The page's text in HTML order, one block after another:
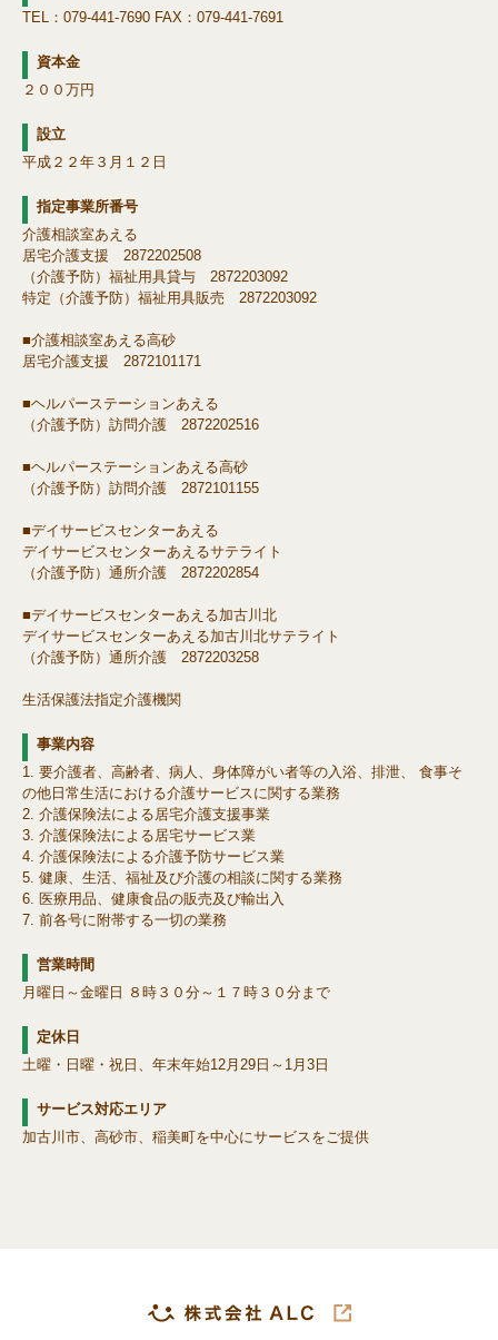
TEL：079-441-7690 FAX：079-441-7691
資本金
２００万円
設立
平成２２年３月１２日
指定事業所番号
介護相談室あえる
居宅介護支援 2872202508
（介護予防）福祉用具貸与 2872203092
特定（介護予防）福祉用具販売 2872203092
■介護相談室あえる高砂
居宅介護支援 2872101171
■ヘルパーステーションあえる
（介護予防）訪問介護 2872202516
■ヘルパーステーションあえる高砂
（介護予防）訪問介護 2872101155
■デイサービスセンターあえる
デイサービスセンターあえるサテライト
（介護予防）通所介護 2872202854
■デイサービスセンターあえる加古川北
デイサービスセンターあえる加古川北サテライト
（介護予防）通所介護 2872203258
生活保護法指定介護機関
事業内容
要介護者、高齢者、病人、身体障がい者等の入浴、排泄、 食事そ
の他日常生活における介護サービスに関する業務
介護保険法による居宅介護支援事業
介護保険法による居宅サービス業
介護保険法による介護予防サービス業
健康、生活、福祉及び介護の相談に関する業務
医療用品、健康食品の販売及び輸出入
前各号に附帯する一切の業務
営業時間
月曜日～金曜日 ８時３０分～１７時３０分まで
定休日
土曜・日曜・祝日、年末年始12月29日～1月3日
サービス対応エリア
加古川市、高砂市、稲美町を中心にサービスをご提供